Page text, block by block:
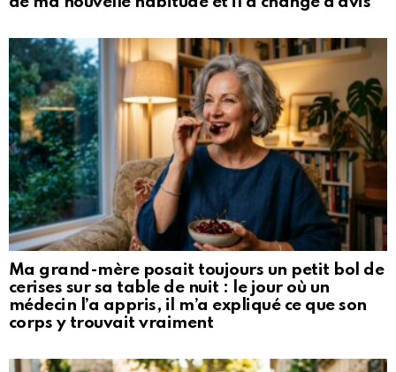
Ma grand-mère posait toujours un petit bol de
cerises sur sa table de nuit : le jour où un
médecin l’a appris, il m’a expliqué ce que son
corps y trouvait vraiment